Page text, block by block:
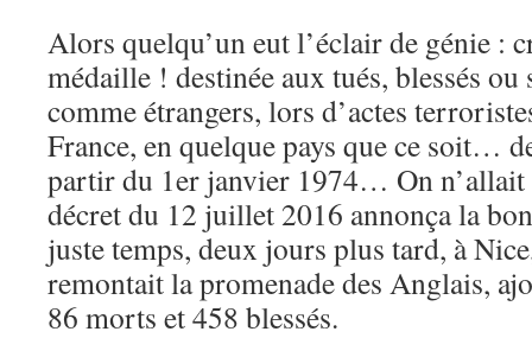
Alors quelqu’un eut l’éclair de génie :
médaille ! destinée aux tués, blessés ou
comme étrangers, lors d’actes
France, en quelque pays que ce soit…
partir du 1er janvier 1974… On
décret du 12 juillet 2016 annonça la
juste temps, deux jours plus tard, à
remontait la promenade des Anglais,
86 morts et 458 blessés.